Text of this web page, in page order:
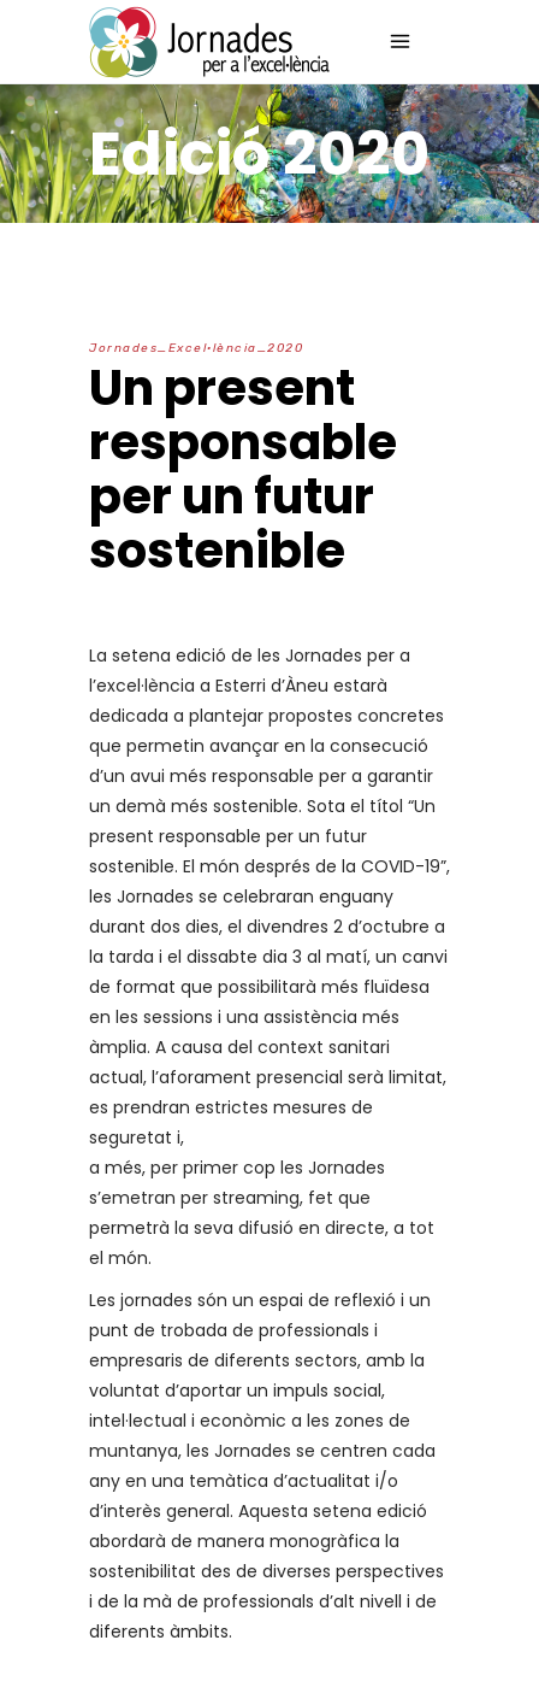
Edició 2020
Jornades_Excel·lència_2020
Un present
responsable
per un futur
sostenible
La setena edició de les Jornades per a
l’excel·lència a Esterri d’Àneu estarà
dedicada a plantejar propostes concretes
que permetin avançar en la consecució
d’un avui més responsable per a garantir
un demà més sostenible. Sota el títol “Un
present responsable per un futur
sostenible. El món després de la COVID-19”,
les Jornades se celebraran enguany
durant dos dies, el divendres 2 d’octubre a
la tarda i el dissabte dia 3 al matí, un canvi
de format que possibilitarà més fluïdesa
en les sessions i una assistència més
àmplia. A causa del context sanitari
actual, l’aforament presencial serà limitat,
es prendran estrictes mesures de
seguretat i,
a més, per primer cop les Jornades
s’emetran per streaming, fet que
permetrà la seva difusió en directe, a tot
el món.
Les jornades són un espai de reflexió i un
punt de trobada de professionals i
empresaris de diferents sectors, amb la
voluntat d’aportar un impuls social,
intel·lectual i econòmic a les zones de
muntanya, les Jornades se centren cada
any en una temàtica d’actualitat i/o
d’interès general. Aquesta setena edició
abordarà de manera monogràfica la
sostenibilitat des de diverses perspectives
i de la mà de professionals d’alt nivell i de
diferents àmbits.